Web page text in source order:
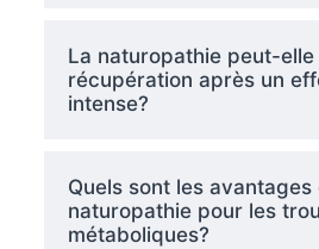
La naturopathie peut-elle
récupération après un
intense?
Quels sont les avantages
naturopathie pour les
métaboliques?